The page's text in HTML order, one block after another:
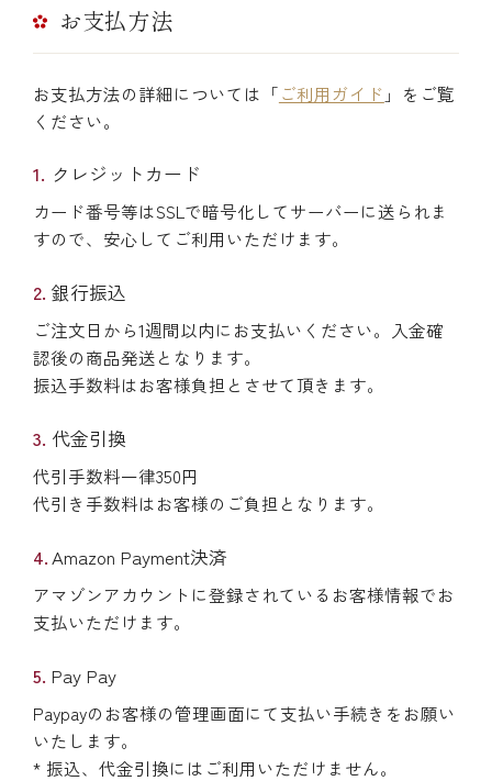
お支払方法
お支払方法の詳細については「ご利用ガイド 」をご覧
ください。
クレジットカード
カード番号等はSSLで暗号化してサーバーに送られま
すので、安心してご利用いただけます。
銀行振込
ご注文日から1週間以内にお支払いください。入金確
認後の商品発送となります。
振込手数料はお客様負担とさせて頂きます。
代金引換
代引手数料一律350円
代引き手数料はお客様のご負担となります。
Amazon Payment決済
アマゾンアカウントに登録されているお客様情報でお
支払いただけます。
Pay Pay
Paypayのお客様の管理画面にて支払い手続きをお願い
いたします。
* 振込、代金引換にはご利用いただけません。